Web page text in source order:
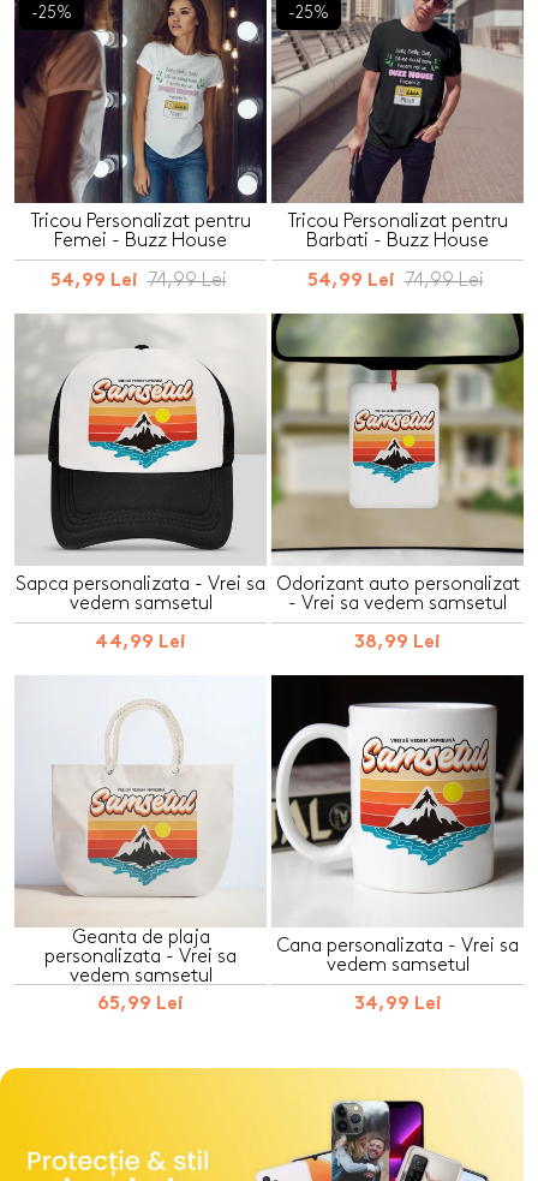
-25%
Tricou Personalizat pentru
Femei - Buzz House
54,99 Lei 74,99 Lei
-25%
Tricou Personalizat pentru
Barbati - Buzz House
54,99 Lei 74,99 Lei
Sapca personalizata - Vrei sa
vedem samsetul
44,99 Lei
Odorizant auto personalizat
- Vrei sa vedem samsetul
38,99 Lei
Geanta de plaja
personalizata - Vrei sa
vedem samsetul
65,99 Lei
Cana personalizata - Vrei sa
vedem samsetul
34,99 Lei